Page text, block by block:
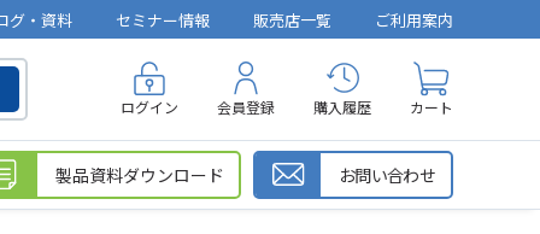
グ・資料 セミナー情報 販売店一覧 ご利用案内
ログイン 会員登録 購入履歴 カート
製品資料ダウンロード お問い合わせ